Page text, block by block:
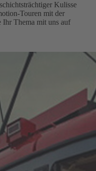
Kulisse
Touren mit der
Thema mit uns auf